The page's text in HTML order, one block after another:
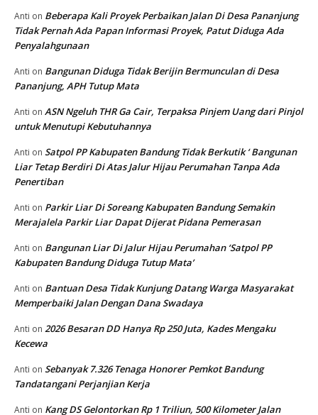
Anti on Beberapa Kali Proyek Perbaikan Jalan Di Desa Pananjung
Tidak Pernah Ada Papan Informasi Proyek, Patut Diduga Ada
Penyalahgunaan
Anti on Bangunan Diduga Tidak Berijin Bermunculan di Desa
Pananjung, APH Tutup Mata
Anti on ASN Ngeluh THR Ga Cair, Terpaksa Pinjem Uang dari Pinjol
untuk Menutupi Kebutuhannya
Anti on Satpol PP Kabupaten Bandung Tidak Berkutik ‘ Bangunan
Liar Tetap Berdiri Di Atas Jalur Hijau Perumahan Tanpa Ada
Penertiban
Anti on Parkir Liar Di Soreang Kabupaten Bandung Semakin
Merajalela Parkir Liar Dapat Dijerat Pidana Pemerasan
Anti on Bangunan Liar Di Jalur Hijau Perumahan ‘Satpol PP
Kabupaten Bandung Diduga Tutup Mata’
Anti on Bantuan Desa Tidak Kunjung Datang Warga Masyarakat
Memperbaiki Jalan Dengan Dana Swadaya
Anti on 2026 Besaran DD Hanya Rp 250 Juta, Kades Mengaku
Kecewa
Anti on Sebanyak 7.326 Tenaga Honorer Pemkot Bandung
Tandatangani Perjanjian Kerja
Anti on Kang DS Gelontorkan Rp 1 Triliun, 500 Kilometer Jalan